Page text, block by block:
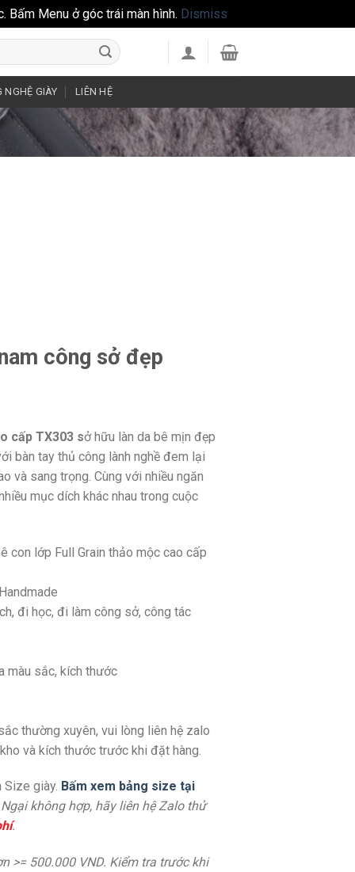
Bấm Menu ở góc trái màn hình. Dismiss
NGHỆ GIÀY LIÊN HỆ
công sở đẹp
cấp TX303 sở hữu làn da bê mịn đẹp
bàn tay thủ công lành nghề đem lại
và sang trọng. Cùng với nhiều ngăn
mục dích khác nhau trong cuộc
con lớp Full Grain thảo mộc cao cấp
đi học, đi làm công sở, công tác
màu sắc, kích thước
thường xuyên, vui lòng liên hệ zalo
và kích thước trước khi đặt hàng.
Size giày. Bấm xem bảng size tại
không hợp, hãy liên hệ Zalo thử
.
>= 500.000 VND. Kiểm tra trước khi